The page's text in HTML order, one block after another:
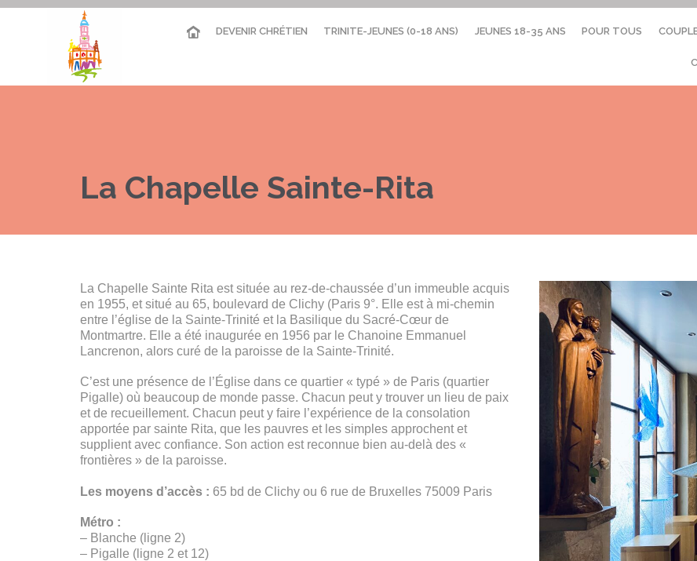
DEVENIR CHRÉTIEN TRINITE-JEUNES (0-18 ANS) JEUNES 18-35 ANS POUR TOUS
La Chapelle Sainte-Rita
La Chapelle Sainte Rita est située au rez-de-chaussée d’un immeuble acquis
en 1955, et situé au 65, boulevard de Clichy (Paris 9°. Elle est à mi-chemin
entre l’église de la Sainte-Trinité et la Basilique du Sacré-Cœur de
Montmartre. Elle a été inaugurée en 1956 par le Chanoine Emmanuel
Lancrenon, alors curé de la paroisse de la Sainte-Trinité.
C’est une présence de l’Église dans ce quartier « typé » de Paris (quartier
Pigalle) où beaucoup de monde passe. Chacun peut y trouver un lieu de paix
et de recueillement. Chacun peut y faire l’expérience de la consolation
apportée par sainte Rita, que les pauvres et les simples approchent et
supplient avec confiance. Son action est reconnue bien au-delà des «
frontières » de la paroisse.
Les moyens d’accès : 65 bd de Clichy ou 6 rue de Bruxelles 75009 Paris
Métro :
– Blanche (ligne 2)
– Pigalle (ligne 2 et 12)